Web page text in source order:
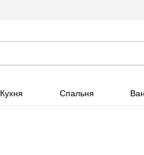
Кухня Спальня